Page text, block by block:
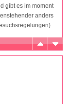
gibt es im moment
anders